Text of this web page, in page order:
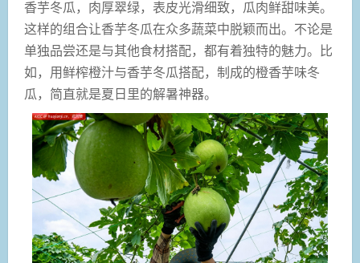
香芋冬瓜，肉厚翠绿，表皮光滑细致，瓜肉鲜甜味美。
这样的组合让香芋冬瓜在众多蔬菜中脱颖而出。不论是
单独品尝还是与其他食材搭配，都有着独特的魅力。比
如，用鲜榨橙汁与香芋冬瓜搭配，制成的橙香芋味冬
瓜，简直就是夏日里的解暑神器。